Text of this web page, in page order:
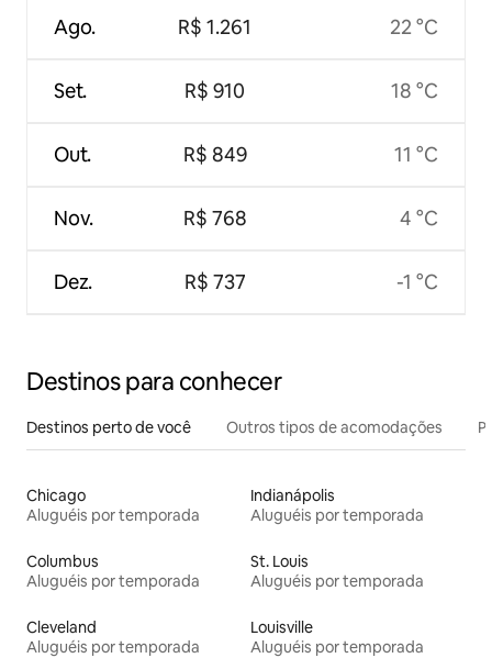
Ago.
Set.
Out.
Nov.
Dez.
R$ 1.261
R$ 910
R$ 849
R$ 768
R$ 737
22 °C
18 °C
11 °C
4 °C
-1 °C
Destinos para conhecer
Destinos perto de você Outros tipos de acomodações
Chicago
Aluguéis por temporada
Indianápolis
Aluguéis por temporada
Columbus
Aluguéis por temporada
St. Louis
Aluguéis por temporada
Cleveland
Aluguéis por temporada
Louisville
Aluguéis por temporada